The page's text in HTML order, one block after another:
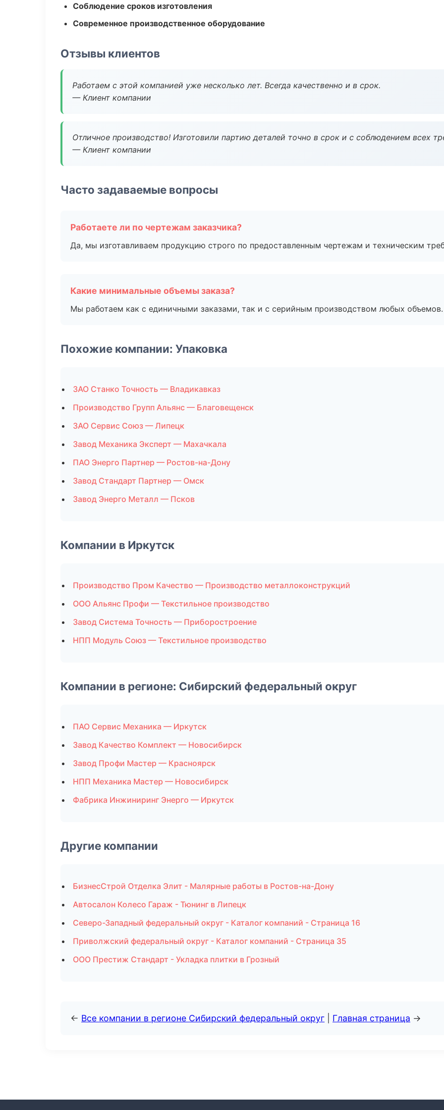
Соблюдение сроков изготовления
Современное производственное оборудование
Отзывы клиентов
Работаем с этой компанией уже несколько лет. Всегда качественно и в срок.
— Клиент компании
Отличное производство! Изготовили партию деталей точно в срок и с соблюдением всех
— Клиент компании
Часто задаваемые вопросы
Работаете ли по чертежам заказчика?
Да, мы изготавливаем продукцию строго по предоставленным чертежам и техническим
Какие минимальные объемы заказа?
Мы работаем как с единичными заказами, так и с серийным производством любых объемов.
Похожие компании: Упаковка
ЗАО Станко Точность — Владикавказ
Производство Групп Альянс — Благовещенск
ЗАО Сервис Союз — Липецк
Завод Механика Эксперт — Махачкала
ПАО Энерго Партнер — Ростов-на-Дону
Завод Стандарт Партнер — Омск
Завод Энерго Металл — Псков
Компании в Иркутск
Производство Пром Качество — Производство металлоконструкций
ООО Альянс Профи — Текстильное производство
Завод Система Точность — Приборостроение
НПП Модуль Союз — Текстильное производство
Компании в регионе: Сибирский федеральный округ
ПАО Сервис Механика — Иркутск
Завод Качество Комплект — Новосибирск
Завод Профи Мастер — Красноярск
НПП Механика Мастер — Новосибирск
Фабрика Инжиниринг Энерго — Иркутск
Другие компании
БизнесСтрой Отделка Элит - Малярные работы в Ростов-на-Дону
Автосалон Колесо Гараж - Тюнинг в Липецк
Северо-Западный федеральный округ - Каталог компаний - Страница 16
Приволжский федеральный округ - Каталог компаний - Страница 35
ООО Престиж Стандарт - Укладка плитки в Грозный
← Все компании в регионе Сибирский федеральный округ Главная страница →